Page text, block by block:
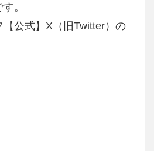
。
公式】X（旧Twitter）の